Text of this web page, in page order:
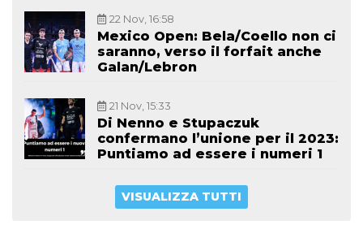
22 Nov, 16:58
Mexico Open: Bela/Coello non ci
saranno, verso il forfait anche
Galan/Lebron
21 Nov, 15:33
Di Nenno e Stupaczuk
confermano l’unione per il 2023:
Puntiamo ad essere i numeri 1
VISUALIZZA TUTTI